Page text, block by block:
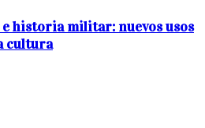
historia militar: nuevos usos
cultura